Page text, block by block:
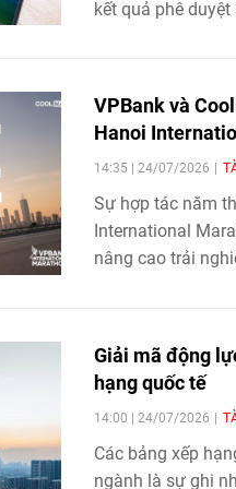
kết quả phê
VPBank và
Hanoi
14:35 | 24/07/2026
Sự hợp tác năm
International
nâng cao trải
Giải mã động
hạng quốc tế
14:00 | 24/07/2026
Các bảng xếp
ngành là sự ghi